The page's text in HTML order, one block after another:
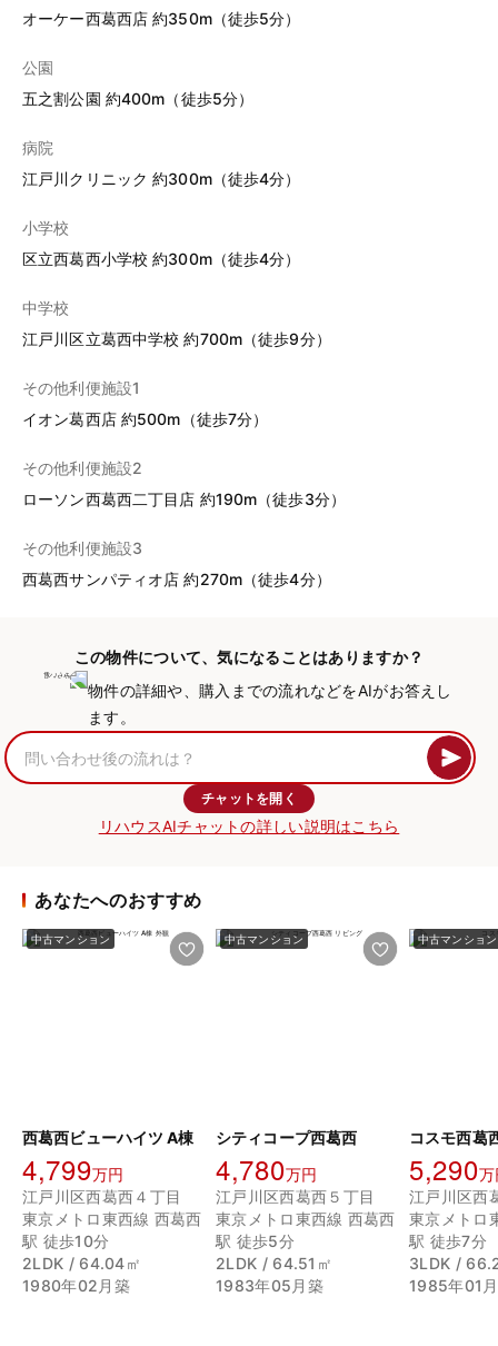
オーケー西葛西店 約350m（徒歩5分）
公園
五之割公園 約400m（徒歩5分）
病院
江戸川クリニック 約300m（徒歩4分）
小学校
区立西葛西小学校 約300m（徒歩4分）
中学校
江戸川区立葛西中学校 約700m（徒歩9分）
その他利便施設1
イオン葛西店 約500m（徒歩7分）
その他利便施設2
ローソン西葛西二丁目店 約190m（徒歩3分）
その他利便施設3
西葛西サンパティオ店 約270m（徒歩4分）
この物件について、気になることはありますか？
物件の詳細や、購入までの流れなどをAIがお答えし
ます。
チャットを開く
リハウスAIチャットの詳しい説明はこちら
あなたへのおすすめ
中古マンション
西葛西ビューハイツ A棟
4,799万円
江戸川区西葛西４丁目
東京メトロ東西線 西葛西
駅 徒歩10分
2LDK / 64.04㎡
1980年02月築
中古マンション
シティコープ西葛西
4,780万円
江戸川区西葛西５丁目
東京メトロ東西線 西葛西
駅 徒歩5分
2LDK / 64.51㎡
1983年05月築
中古マンション
コスモ西葛
5,290万
江戸川区西
東京メトロ
駅 徒歩7分
3LDK /
1985年01